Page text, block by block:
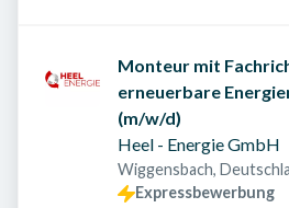
Monteur mit
erneuerbare
(m/w/d)
Heel - Energie GmbH
Wiggensbach,
Expressbewerbung